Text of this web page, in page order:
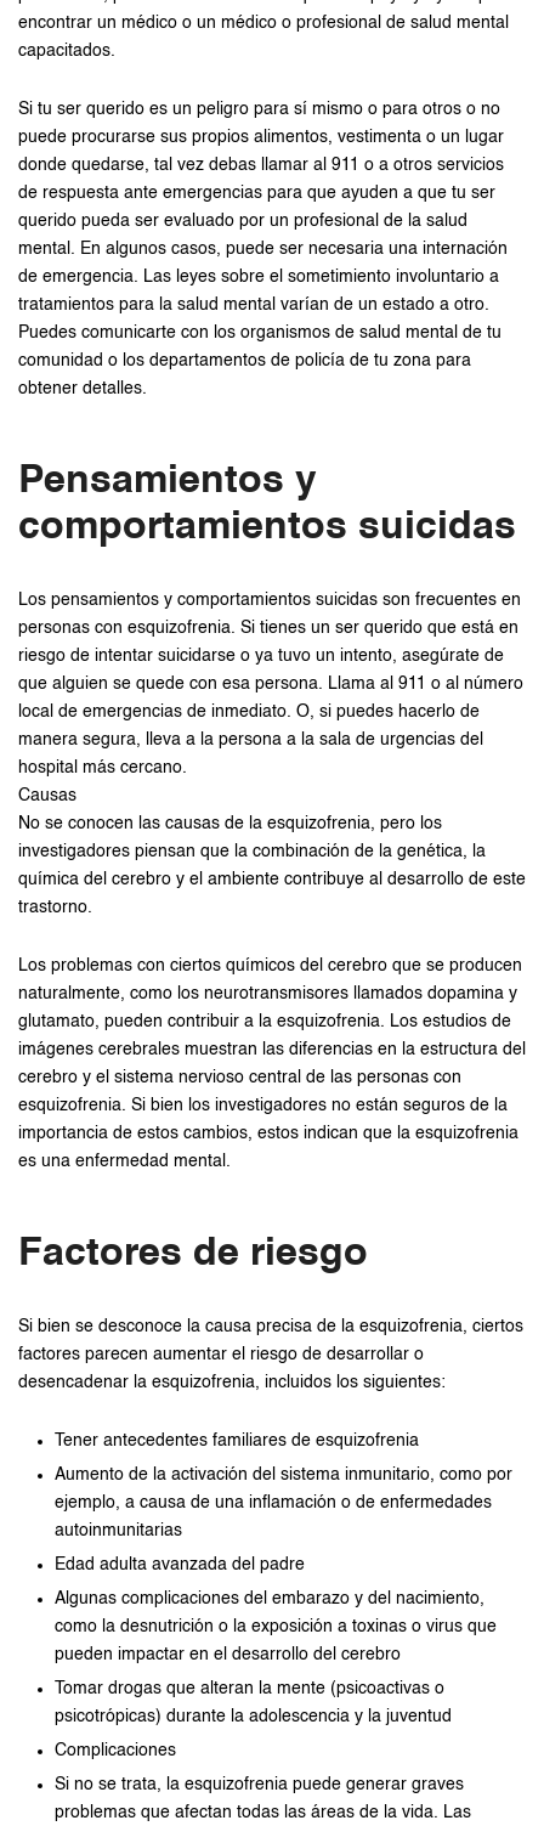
encontrar un médico o un médico o profesional de salud mental
capacitados.
Si tu ser querido es un peligro para sí mismo o para otros o no
puede procurarse sus propios alimentos, vestimenta o un lugar
donde quedarse, tal vez debas llamar al 911 o a otros servicios
de respuesta ante emergencias para que ayuden a que tu ser
querido pueda ser evaluado por un profesional de la salud
mental. En algunos casos, puede ser necesaria una internación
de emergencia. Las leyes sobre el sometimiento involuntario a
tratamientos para la salud mental varían de un estado a otro.
Puedes comunicarte con los organismos de salud mental de tu
comunidad o los departamentos de policía de tu zona para
obtener detalles.
Pensamientos y
comportamientos suicidas
Los pensamientos y comportamientos suicidas son frecuentes en
personas con esquizofrenia. Si tienes un ser querido que está en
riesgo de intentar suicidarse o ya tuvo un intento, asegúrate de
que alguien se quede con esa persona. Llama al 911 o al número
local de emergencias de inmediato. O, si puedes hacerlo de
manera segura, lleva a la persona a la sala de urgencias del
hospital más cercano.
Causas
No se conocen las causas de la esquizofrenia, pero los
investigadores piensan que la combinación de la genética, la
química del cerebro y el ambiente contribuye al desarrollo de este
trastorno.
Los problemas con ciertos químicos del cerebro que se producen
naturalmente, como los neurotransmisores llamados dopamina y
glutamato, pueden contribuir a la esquizofrenia. Los estudios de
imágenes cerebrales muestran las diferencias en la estructura del
cerebro y el sistema nervioso central de las personas con
esquizofrenia. Si bien los investigadores no están seguros de la
importancia de estos cambios, estos indican que la esquizofrenia
es una enfermedad mental.
Factores de riesgo
Si bien se desconoce la causa precisa de la esquizofrenia, ciertos
factores parecen aumentar el riesgo de desarrollar o
desencadenar la esquizofrenia, incluidos los siguientes:
Tener antecedentes familiares de esquizofrenia
Aumento de la activación del sistema inmunitario, como por
ejemplo, a causa de una inflamación o de enfermedades
autoinmunitarias
Edad adulta avanzada del padre
Algunas complicaciones del embarazo y del nacimiento,
como la desnutrición o la exposición a toxinas o virus que
pueden impactar en el desarrollo del cerebro
Tomar drogas que alteran la mente (psicoactivas o
psicotrópicas) durante la adolescencia y la juventud
Complicaciones
Si no se trata, la esquizofrenia puede generar graves
problemas que afectan todas las áreas de la vida. Las